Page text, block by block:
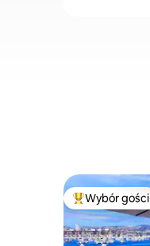
Wybór gości